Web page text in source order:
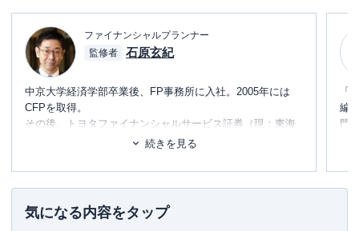
ファイナンシャルプランナー
監修者
石原玄紀
中京大学経済学部卒業後、FP事務所に入社。2005年には
CFPを取得。
その後、トヨタファイナンシャルサービス証券（現：東海
東京証券）、東海東京ウェルス・コンサルティングにて、
相続コンサルタントとして従事。
2020年にIFA（独立系金融アドバイザー）「きわみアセッ
トマネジメント」へ初期メンバーとして入社後、2023年に
独立。
続きを見る
「
編
門
め
気になる内容をタップ